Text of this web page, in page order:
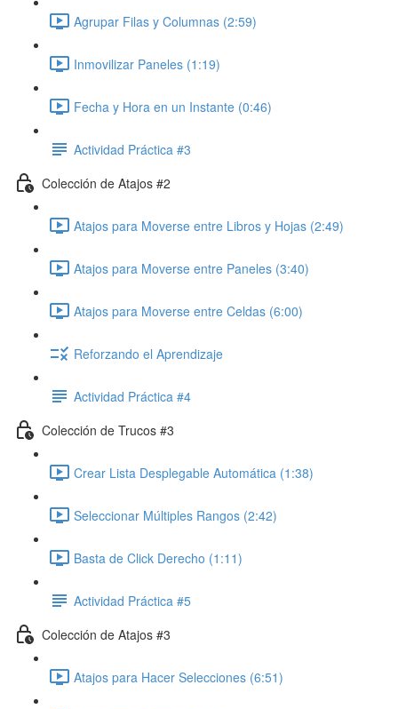
Agrupar Filas y Columnas (2:59)
Inmovilizar Paneles (1:19)
Fecha y Hora en un Instante (0:46)
Actividad Práctica #3
Colección de Atajos #2
Atajos para Moverse entre Libros y Hojas (2:49)
Atajos para Moverse entre Paneles (3:40)
Atajos para Moverse entre Celdas (6:00)
Reforzando el Aprendizaje
Actividad Práctica #4
Colección de Trucos #3
Crear Lista Desplegable Automática (1:38)
Seleccionar Múltiples Rangos (2:42)
Basta de Click Derecho (1:11)
Actividad Práctica #5
Colección de Atajos #3
Atajos para Hacer Selecciones (6:51)